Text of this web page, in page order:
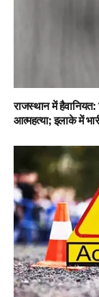
राजस्थान में
आत्महत्या; इलाके में